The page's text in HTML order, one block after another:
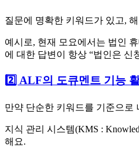
질문에 명확한 키워드가 있고,
예시로, 현재 모요에서는 법인
에 대한 답변이 항상 “법인은 신
2️⃣ ALF의 도큐멘트 기능
만약 단순한 키워드를 기준으로
지식 관리 시스템(KMS :
해요.